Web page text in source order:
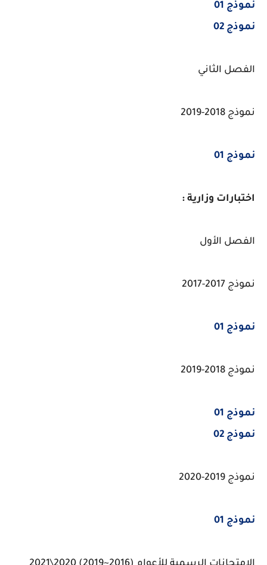
نموذج 01
نموذج 02
الفصل الثاني
نموذج 2018-2019
نموذج 01
اختبارات وزارية :
الفصل الأول
نموذج 2017-2017
نموذج 01
نموذج 2018-2019
نموذج 01
نموذج 02
نموذج 2019-2020
نموذج 01